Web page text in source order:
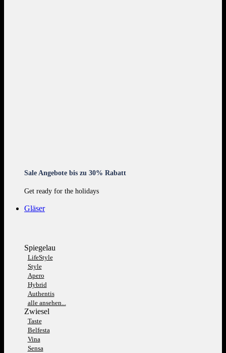
Sale Angebote bis zu 30% Rabatt
Get ready for the holidays
Gläser
Spiegelau
LifeStyle
Style
Apero
Hybrid
Authentis
alle ansehen...
Zwiesel
Taste
Belfesta
Vina
Sensa